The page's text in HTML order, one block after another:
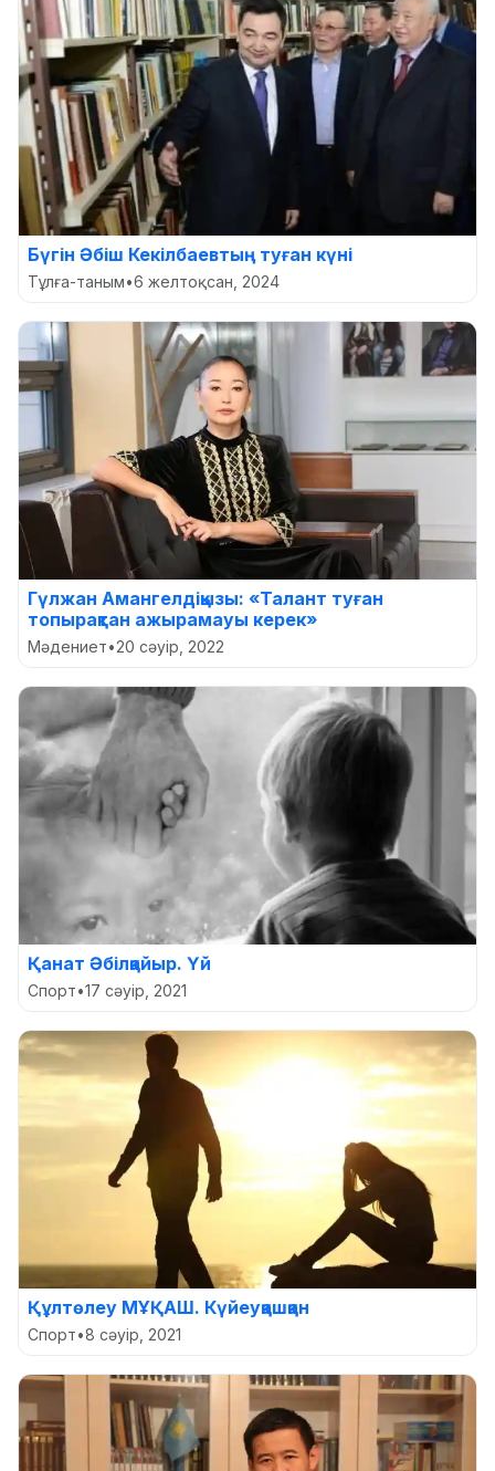
Бүгін Әбіш Кекілбаевтың туған күні
Тұлға-таным•6 желтоқсан, 2024
Гүлжан Амангелдіқызы: «Талант туған
топырақтан ажырамауы керек»
Мәдениет•20 сәуір, 2022
Қанат Әбілқайыр. Үй
Спорт•17 сәуір, 2021
Құлтөлеу МҰҚАШ. Күйеуқашқан
Спорт•8 сәуір, 2021